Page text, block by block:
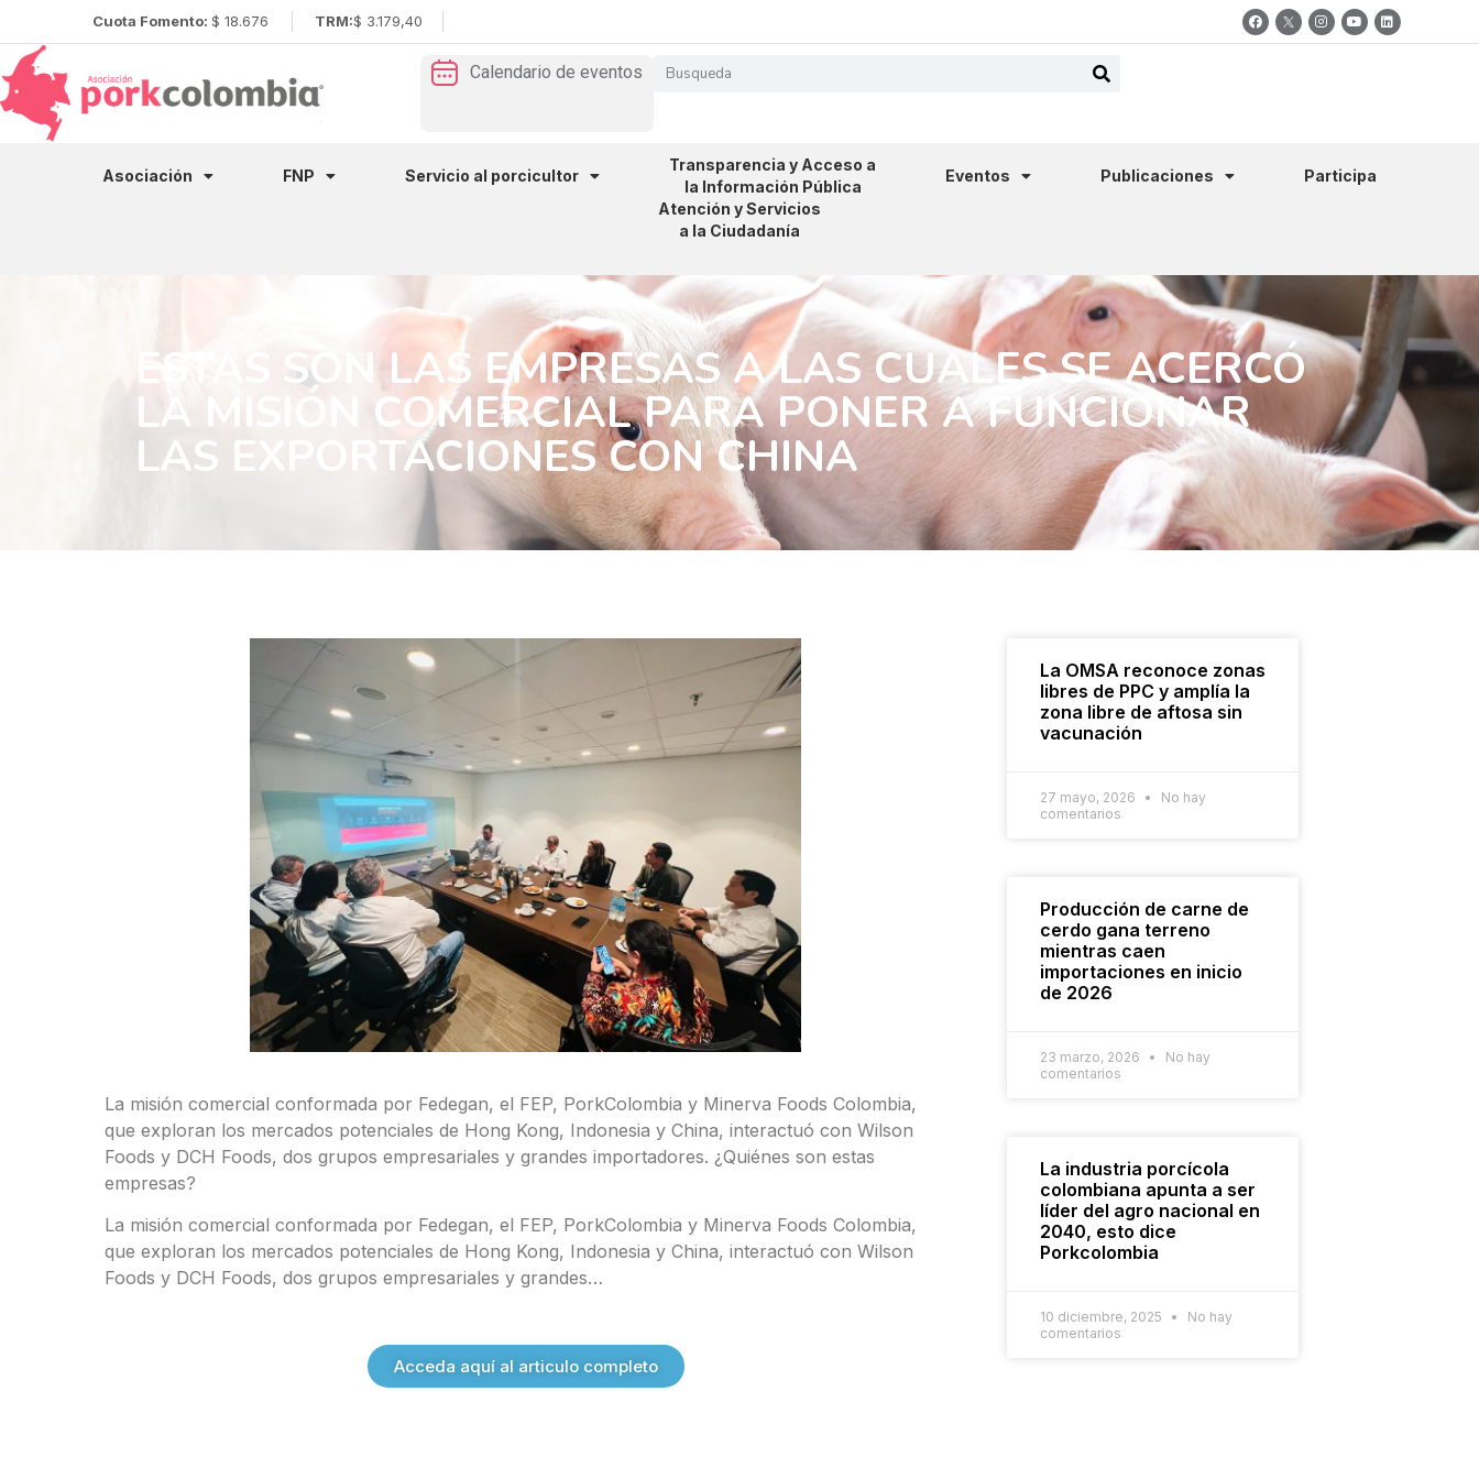
Cuota Fomento: $ 18.676 TRM:$ 3.179,40
Calendario de eventos
Asociación FNP Servicio al porcicultor
Transparencia y Acceso a
la Información Pública
Eventos Publicaciones
Participa
Atención y Servicios
a la Ciudadanía
ESTAS SON LAS EMPRESAS A LAS CUALES SE ACERCÓ
LA MISIÓN COMERCIAL PARA PONER A FUNCIONAR
LAS EXPORTACIONES CON CHINA
La misión comercial conformada por Fedegan, el FEP, PorkColombia y Minerva Foods Colombia,
que exploran los mercados potenciales de Hong Kong, Indonesia y China, interactuó con Wilson
Foods y DCH Foods, dos grupos empresariales y grandes importadores. ¿Quiénes son estas
empresas?
La misión comercial conformada por Fedegan, el FEP, PorkColombia y Minerva Foods Colombia,
que exploran los mercados potenciales de Hong Kong, Indonesia y China, interactuó con Wilson
Foods y DCH Foods, dos grupos empresariales y grandes…
Acceda aquí al articulo completo
La OMSA reconoce zonas
libres de PPC y amplía la
zona libre de aftosa sin
vacunación
27 mayo, 2026
No hay
comentarios
Producción de carne de
cerdo gana terreno
mientras caen
importaciones en inicio
de 2026
23 marzo, 2026
No hay
comentarios
La industria porcícola
colombiana apunta a ser
líder del agro nacional en
2040, esto dice
Porkcolombia
10 diciembre, 2025
No hay
comentarios